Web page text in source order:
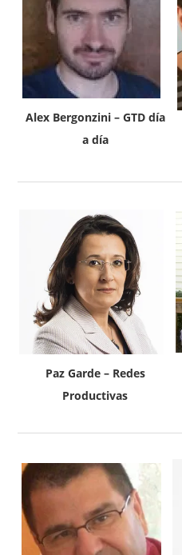
Alex Bergonzini – GTD día
a día
Paz Garde – Redes
Productivas